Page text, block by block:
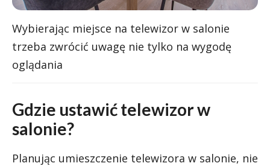
Wybierając miejsce na telewizor w salonie
trzeba zwrócić uwagę nie tylko na wygodę
oglądania
Gdzie ustawić telewizor w
salonie?
Planując umieszczenie telewizora w salonie, nie